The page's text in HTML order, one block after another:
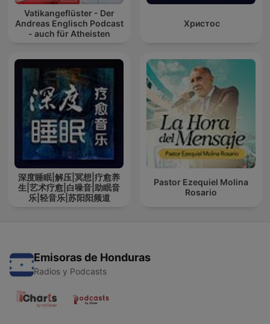
Vatikangeflüster - Der
Andreas Englisch Podcast
- auch für Atheisten
Христос
深度睡眠|解压|冥想|疗愈养
生|艺术疗愈|白噪音|助眠音
乐|轻音乐|苏阳阳频道
Pastor Ezequiel Molina
Rosario
Emisoras de Honduras
Radios y Podcasts